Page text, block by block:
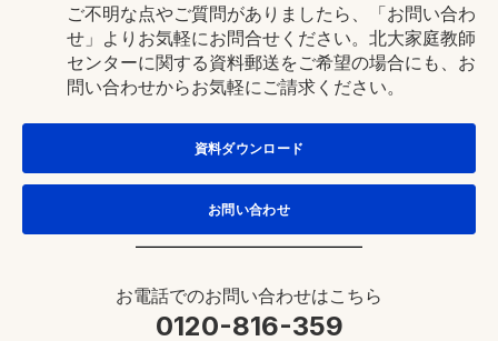
ご不明な点やご質問がありましたら、「お問い合わ
せ」よりお気軽にお問合せください。北大家庭教師
センターに関する資料郵送をご希望の場合にも、お
問い合わせからお気軽にご請求ください。
資料ダウンロード
お問い合わせ
お電話でのお問い合わせはこちら
0120-816-359